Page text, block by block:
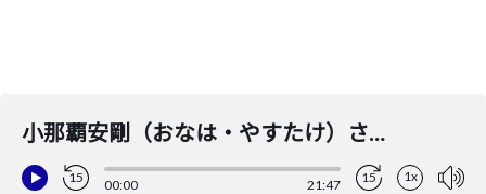
小那覇安剛（おなは・やすたけ）さん【琉球新報・論説委員長】（後編）
15 00:00 21:47 15 1x